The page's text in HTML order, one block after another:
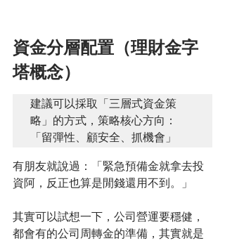
資金分層配置（理財金字
塔概念）
建議可以採取「三層式資金策
略」的方式，策略核心方向：
「留彈性、顧安全、抓機會」
有朋友就說過：「緊急預備金就拿去投
資阿，反正也算是閒錢還用不到。」
其實可以試想一下，公司營運要穩健，
都會有的公司周轉金的準備，其實就是